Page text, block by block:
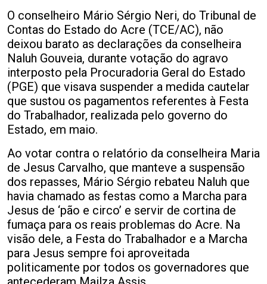
O conselheiro Mário Sérgio Neri, do Tribunal de
Contas do Estado do Acre (TCE/AC), não
deixou barato as declarações da conselheira
Naluh Gouveia, durante votação do agravo
interposto pela Procuradoria Geral do Estado
(PGE) que visava suspender a medida cautelar
que sustou os pagamentos referentes à Festa
do Trabalhador, realizada pelo governo do
Estado, em maio.
Ao votar contra o relatório da conselheira Maria
de Jesus Carvalho, que manteve a suspensão
dos repasses, Mário Sérgio rebateu Naluh que
havia chamado as festas como a Marcha para
Jesus de ‘pão e circo’ e servir de cortina de
fumaça para os reais problemas do Acre. Na
visão dele, a Festa do Trabalhador e a Marcha
para Jesus sempre foi aproveitada
politicamente por todos os governadores que